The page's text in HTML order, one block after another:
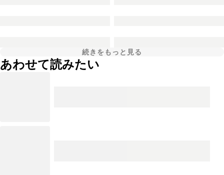
続きをもっと見る
あわせて読みたい